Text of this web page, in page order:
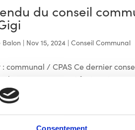
du conseil
Balon | Nov 15, 2024 |Conseil Communal
communal / CPAS Ce dernier
de notre groupe qui font un
Frédéric Bach et Paul Foguenne. ...